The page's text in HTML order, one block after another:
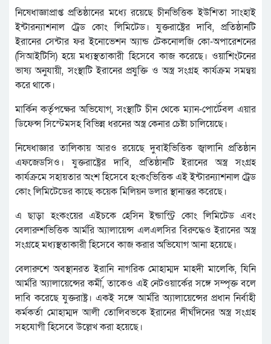
নিষেধাজ্ঞাপ্রাপ্ত প্রতিষ্ঠানের মধ্যে রয়েছে চীনভিত্তিক ইউশিতা সাংহাই
ইন্টারন্যাশনাল ট্রেড কোং লিমিটেড। যুক্তরাষ্ট্রের দাবি, প্রতিষ্ঠানটি
ইরানের সেন্টার ফর ইনোভেশন অ্যান্ড টেকনোলজি কো-অপারেশনের
(সিআইটিসি) হয়ে মধ্যস্থতাকারী হিসেবে কাজ করেছে। ওয়াশিংটনের
ভাষ্য অনুযায়ী, সংস্থাটি ইরানের প্রযুক্তি ও অস্ত্র সংগ্রহ কার্যক্রম সমন্বয়
করে থাকে।
মার্কিন কর্তৃপক্ষের অভিযোগ, সংস্থাটি চীন থেকে ম্যান-পোর্টেবল এয়ার
ডিফেন্স সিস্টেমসহ বিভিন্ন ধরনের অস্ত্র কেনার চেষ্টা চালিয়েছে।
নিষেধাজ্ঞার তালিকায় আরও রয়েছে দুবাইভিত্তিক জ্বালানি প্রতিষ্ঠান
এফজেডসিও। যুক্তরাষ্ট্রের দাবি, প্রতিষ্ঠানটি ইরানের অস্ত্র সংগ্রহ
কার্যক্রমে সহায়তার অংশ হিসেবে হংকংভিত্তিক এই ইন্টারন্যাশনাল ট্রেড
কোং লিমিটেডের কাছে কয়েক মিলিয়ন ডলার স্থানান্তর করেছে।
এ ছাড়া হংকংয়ের এইচকে হেসিন ইন্ডাস্ট্রি কোং লিমিটেড এবং
বেলারুশভিত্তিক আর্মরি অ্যালায়েন্স এলএলসির বিরুদ্ধেও ইরানের অস্ত্র
সংগ্রহে মধ্যস্থতাকারী হিসেবে কাজ করার অভিযোগ আনা হয়েছে।
বেলারুশে অবস্থানরত ইরানি নাগরিক মোহাম্মদ মাহদী মালেকি, যিনি
আর্মরি অ্যালায়েন্সের কর্মী, তাকেও এই নেটওয়ার্কের সঙ্গে সম্পৃক্ত বলে
দাবি করেছে যুক্তরাষ্ট্র। একই সঙ্গে আর্মরি অ্যালায়েন্সের প্রধান নির্বাহী
কর্মকর্তা মোহাম্মদ আলী তোলিবভকে ইরানের দীর্ঘদিনের অস্ত্র সংগ্রহ
সহযোগী হিসেবে উল্লেখ করা হয়েছে।